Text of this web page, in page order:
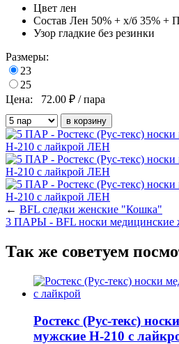
Цвет лен
Состав Лен 50% + х/б 35% +
Узор гладкие без резинки
Размеры:
23
25
Цена:
72.00 ₽ / пара
← BFL следки женские "Кошка"
3 ПАРЫ - BFL носки медицинские
Так же советуем
Ростекс (Рус-текс)
мужские Н-210 с